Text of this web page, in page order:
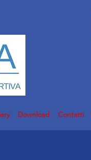
Download Contatti